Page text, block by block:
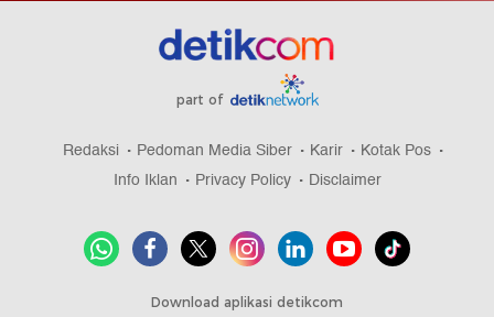
part of
Redaksi Pedoman Media Siber Karir
Kotak Pos
Info Iklan
Privacy Policy Disclaimer
Download aplikasi detikcom